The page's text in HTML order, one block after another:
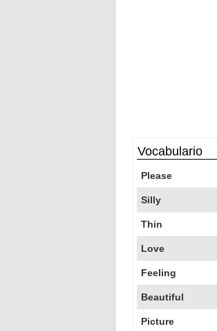
Vocabulario
Please
Silly
Thin
Love
Feeling
Beautiful
Picture